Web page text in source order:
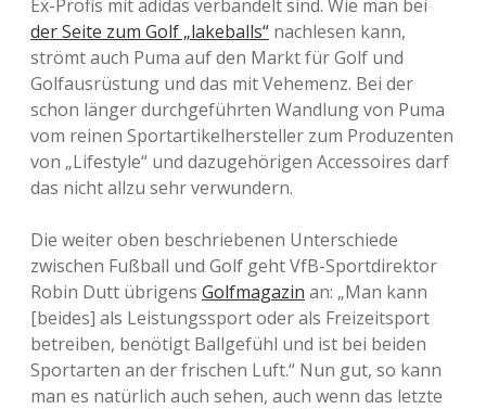
Ex-Profis mit adidas verbandelt sind. Wie man bei
der Seite zum Golf „lakeballs“ nachlesen kann,
strömt auch Puma auf den Markt für Golf und
Golfausrüstung und das mit Vehemenz. Bei der
schon länger durchgeführten Wandlung von Puma
vom reinen Sportartikelhersteller zum Produzenten
von „Lifestyle“ und dazugehörigen Accessoires darf
das nicht allzu sehr verwundern.
Die weiter oben beschriebenen Unterschiede
zwischen Fußball und Golf geht VfB-Sportdirektor
Robin Dutt übrigens Golfmagazin an: „Man kann
[beides] als Leistungssport oder als Freizeitsport
betreiben, benötigt Ballgefühl und ist bei beiden
Sportarten an der frischen Luft.“ Nun gut, so kann
man es natürlich auch sehen, auch wenn das letzte